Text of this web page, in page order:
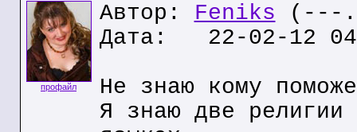
профайл
Автор: Feniks (---
Дата: 22-02-12
Не знаю кому
Я знаю две религии